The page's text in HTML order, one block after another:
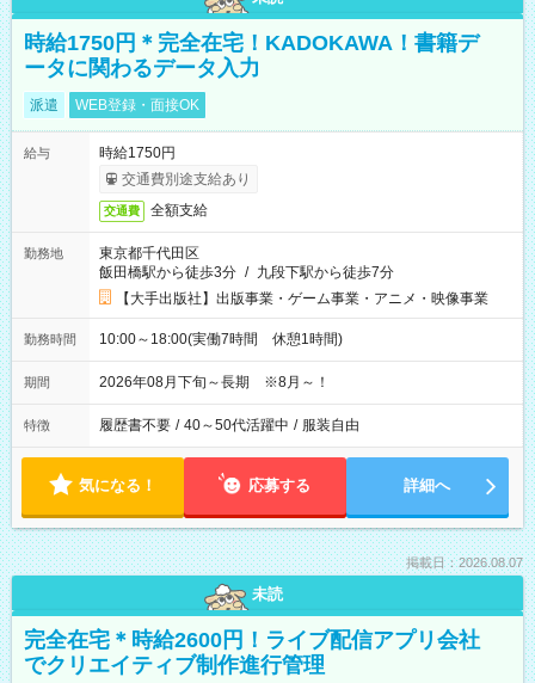
時給1750円＊完全在宅！KADOKAWA！書籍デ
ータに関わるデータ入力
派遣 WEB登録・面接OK
給与
時給1750円
交通費別途支給あり
交通費 全額支給
勤務地
東京都千代田区
飯田橋駅から徒歩3分 / 九段下駅から徒歩7分
【大手出版社】出版事業・ゲーム事業・アニメ・映像事業
勤務時間 10:00～18:00(実働7時間 休憩1時間)
期間 2026年08月下旬～長期 ※8月～！
特徴 履歴書不要 / 40～50代活躍中 / 服装自由
気になる！ 応募する 詳細へ
掲載日：2026.08.07
未読
完全在宅＊時給2600円！ライブ配信アプリ会社
でクリエイティブ制作進行管理